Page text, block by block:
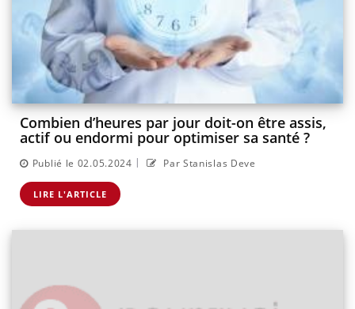
Combien d’heures par jour doit-on être assis,
actif ou endormi pour optimiser sa santé ?
Publié le 02.05.2024 | Par Stanislas Deve
LIRE L'ARTICLE